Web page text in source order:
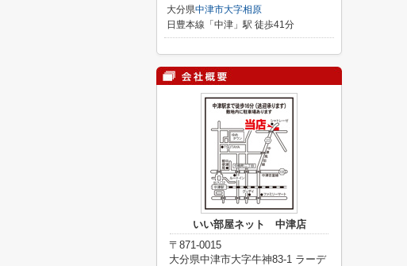
大分県中津市大字相原
日豊本線「中津」駅 徒歩41分
いい部屋ネット 中津店
〒871-0015
大分県中津市大字牛神83-1 ラーデ